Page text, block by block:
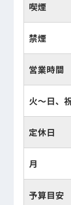
喫煙
禁煙
営業時間
火～日、
定休日
月
予算目安